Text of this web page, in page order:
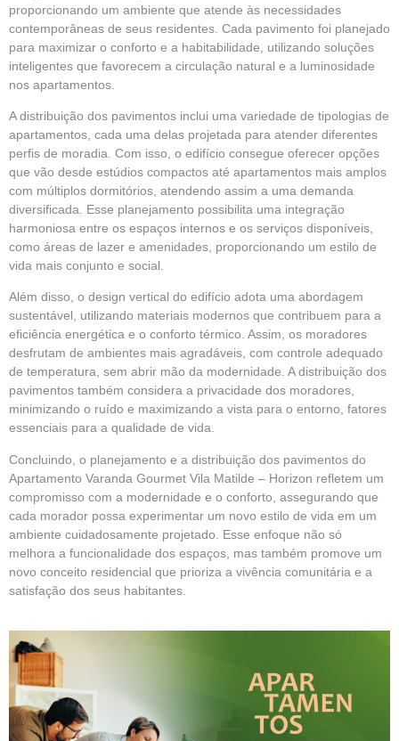
proporcionando um ambiente que atende às necessidades
contemporâneas de seus residentes. Cada pavimento foi planejado
para maximizar o conforto e a habitabilidade, utilizando soluções
inteligentes que favorecem a circulação natural e a luminosidade
nos apartamentos.
A distribuição dos pavimentos inclui uma variedade de tipologias de
apartamentos, cada uma delas projetada para atender diferentes
perfis de moradia. Com isso, o edifício consegue oferecer opções
que vão desde estúdios compactos até apartamentos mais amplos
com múltiplos dormitórios, atendendo assim a uma demanda
diversificada. Esse planejamento possibilita uma integração
harmoniosa entre os espaços internos e os serviços disponíveis,
como áreas de lazer e amenidades, proporcionando um estilo de
vida mais conjunto e social.
Além disso, o design vertical do edifício adota uma abordagem
sustentável, utilizando materiais modernos que contribuem para a
eficiência energética e o conforto térmico. Assim, os moradores
desfrutam de ambientes mais agradáveis, com controle adequado
de temperatura, sem abrir mão da modernidade. A distribuição dos
pavimentos também considera a privacidade dos moradores,
minimizando o ruído e maximizando a vista para o entorno, fatores
essenciais para a qualidade de vida.
Concluindo, o planejamento e a distribuição dos pavimentos do
Apartamento Varanda Gourmet Vila Matilde – Horizon refletem um
compromisso com a modernidade e o conforto, assegurando que
cada morador possa experimentar um novo estilo de vida em um
ambiente cuidadosamente projetado. Esse enfoque não só
melhora a funcionalidade dos espaços, mas também promove um
novo conceito residencial que prioriza a vivência comunitária e a
satisfação dos seus habitantes.